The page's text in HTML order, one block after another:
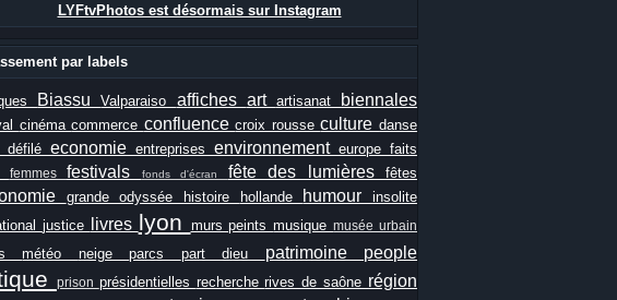
LYFtvPhotos est désormais sur Instagram
par labels
BiassuValparaiso affiches art artisanat biennales
cinémacommerce confluencecroix rousseculturedanse
défilé economie entreprises environnement europe faits
femmes festivals fonds d'écran fête des lumières fêtes
grande odyssée histoire hollande humourinsolite
justice livres lyon murs peintsmusiquemusée urbain
météo neigeparcs part dieu patrimoine people
prison présidentielles rechercherives de saône région